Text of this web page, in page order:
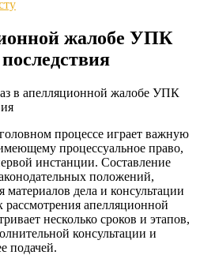
жалобе УПК
в апелляционной жалобе УПК
процессе играет важную
процессуальное право,
инстанции. Составление
положений,
материалов дела и консультации
апелляционной
несколько сроков и этапов,
консультации и
подачей.